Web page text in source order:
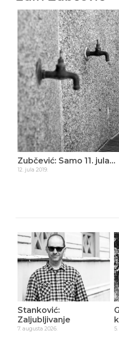
Zubčević: Samo 11. jula…
12. jula 2019.
Stanković:
Zaljubljivanje
7. augusta 2026.